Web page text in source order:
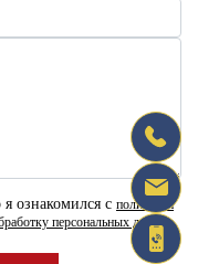
ознакомился с политикой
персональных данных